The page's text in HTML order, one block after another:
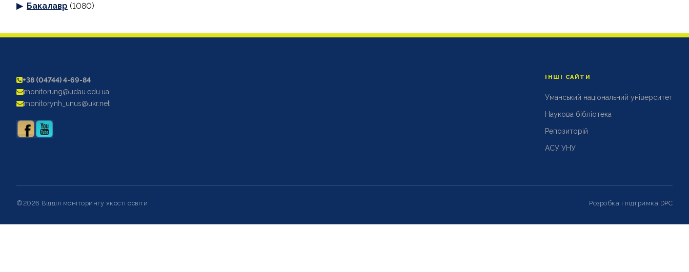
Бакалавр (1080)
+38 (04744) 4-69-84
monitorung@udau.edu.ua
monitorynh_unus@ukr.net
ІНШІ САЙТИ
Уманський національний університет
Наукова бібліотека
Репозиторій
АСУ УНУ
©2026 Відділ моніторингу якості освіти Розробка і підтримка DPC